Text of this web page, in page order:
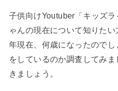
子供向けYoutuber「キッズ
ゃんの現在について知りた
年現在、何歳になったので
をしているのか調査してみ
きましょう。